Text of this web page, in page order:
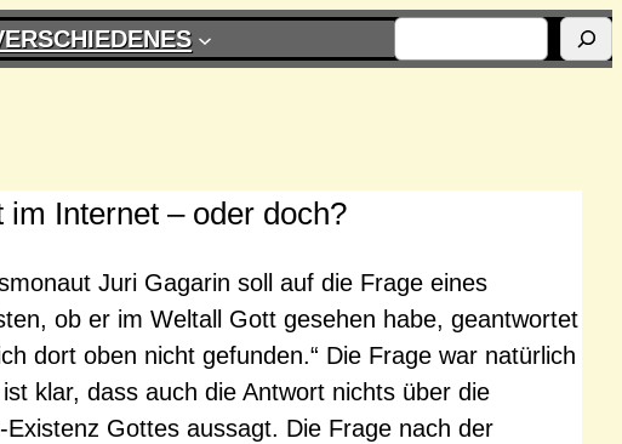
im Internet – oder doch?
Juri Gagarin soll auf die Frage eines
ob er im Weltall Gott gesehen habe, geantwortet
dort oben nicht gefunden.“ Die Frage war natürlich
klar, dass auch die Antwort nichts über die
Existenz Gottes aussagt. Die Frage nach der